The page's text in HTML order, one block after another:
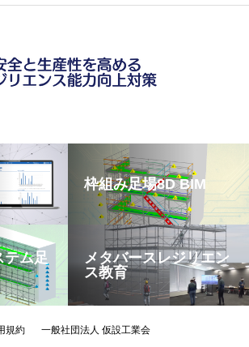
枠組み足場8D BIM
テム足
メタバースレジリエン
ス教育
規約 一般社団法人 仮設工業会